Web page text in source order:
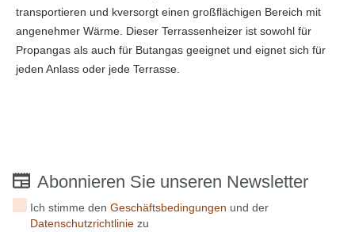
transportieren und kversorgt einen großflächigen Bereich mit
angenehmer Wärme. Dieser Terrassenheizer ist sowohl für
Propangas als auch für Butangas geeignet und eignet sich für
jeden Anlass oder jede Terrasse.
Abonnieren Sie unseren Newsletter
Ich stimme denGeschäftsbedingungen und der
Datenschutzrichtlinie zu